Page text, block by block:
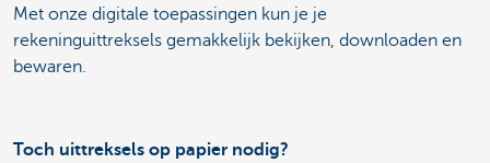
Met onze digitale toepassingen kun je je
rekeninguittreksels gemakkelijk bekijken, downloaden en
bewaren.
Toch uittreksels op papier nodig?